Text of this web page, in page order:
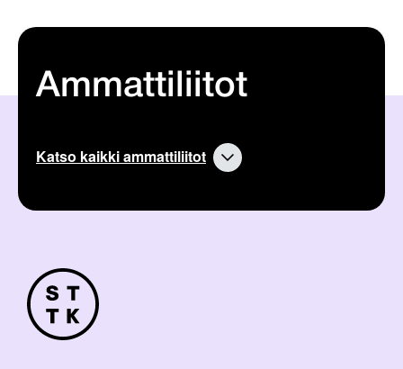
Ammattiliitot
Katso kaikki ammattiliitot